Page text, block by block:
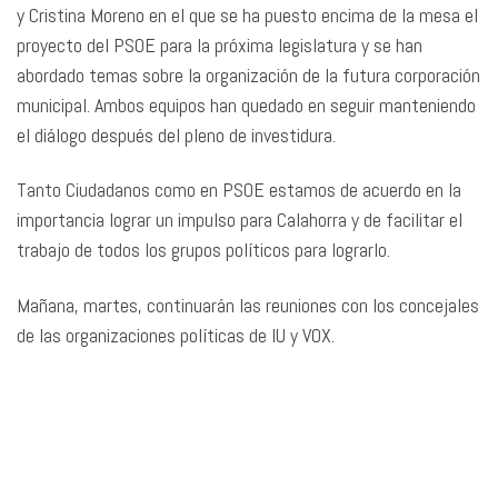
y Cristina Moreno en el que se ha puesto encima de la mesa el
proyecto del PSOE para la próxima legislatura y se han
abordado temas sobre la organización de la futura corporación
municipal. Ambos equipos han quedado en seguir manteniendo
el diálogo después del pleno de investidura.
Tanto Ciudadanos como en PSOE estamos de acuerdo en la
importancia lograr un impulso para Calahorra y de facilitar el
trabajo de todos los grupos políticos para lograrlo.
Mañana, martes, continuarán las reuniones con los concejales
de las organizaciones políticas de IU y VOX.